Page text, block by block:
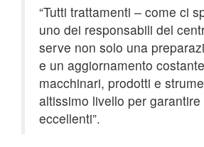
“Tutti trattamenti – come ci
uno dei responsabili del
serve non solo una
e un aggiornamento
macchinari, prodotti e
altissimo livello per garantire
eccellenti”.